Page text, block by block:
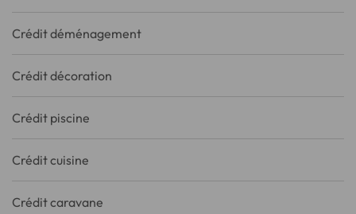
Crédit déménagement
Crédit décoration
Crédit piscine
Crédit cuisine
Crédit caravane